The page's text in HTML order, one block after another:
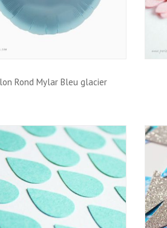
Rond Mylar Bleu glacier